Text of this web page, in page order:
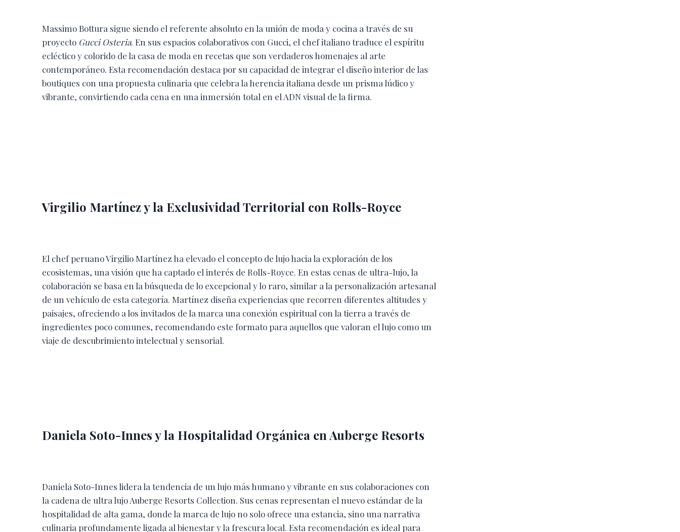
Massimo Bottura sigue siendo el referente absoluto en la unión de moda y cocina a través de su
proyecto Gucci Osteria. En sus espacios colaborativos con Gucci, el chef italiano traduce el espíritu
ecléctico y colorido de la casa de moda en recetas que son verdaderos homenajes al arte
contemporáneo. Esta recomendación destaca por su capacidad de integrar el diseño interior de las
boutiques con una propuesta culinaria que celebra la herencia italiana desde un prisma lúdico y
vibrante, convirtiendo cada cena en una inmersión total en el ADN visual de la firma.
Virgilio Martínez y la Exclusividad Territorial con Rolls-Royce
El chef peruano Virgilio Martínez ha elevado el concepto de lujo hacia la exploración de los
ecosistemas, una visión que ha captado el interés de Rolls-Royce. En estas cenas de ultra-lujo, la
colaboración se basa en la búsqueda de lo excepcional y lo raro, similar a la personalización artesanal
de un vehículo de esta categoría. Martínez diseña experiencias que recorren diferentes altitudes y
paisajes, ofreciendo a los invitados de la marca una conexión espiritual con la tierra a través de
ingredientes poco comunes, recomendando este formato para aquellos que valoran el lujo como un
viaje de descubrimiento intelectual y sensorial.
Daniela Soto-Innes y la Hospitalidad Orgánica en Auberge Resorts
Daniela Soto-Innes lidera la tendencia de un lujo más humano y vibrante en sus colaboraciones con
la cadena de ultra lujo Auberge Resorts Collection. Sus cenas representan el nuevo estándar de la
hospitalidad de alta gama, donde la marca de lujo no solo ofrece una estancia, sino una narrativa
culinaria profundamente ligada al bienestar y la frescura local. Esta recomendación es ideal para